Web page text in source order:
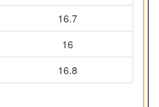
16.7
16
16.8